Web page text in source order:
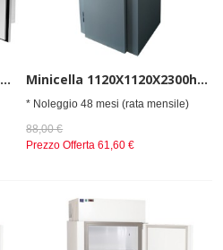
Cella frigo professionale da spessore 80 mm,senza gruppo refrigerante h=2010 mm, 3000x3000 mm Minicella 1120X1120X2300h, spessore isolam. 60 mm, con gruppo a parete, 0°/+5°C
* Noleggio 48 mesi (rata mensile)
88,00 €
Prezzo Offerta 61,60 €